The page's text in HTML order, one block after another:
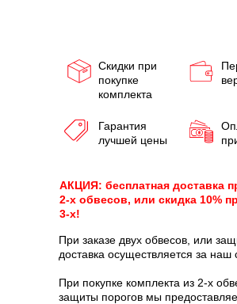
Скидки при
покупке
комплекта
Гарантия
лучшей цены
АКЦИЯ: бесплатная доставка
2-х обвесов, или скидка 10%
3-х!
При заказе двух обвесов, или
доставка осуществляется за наш
При покупке комплекта из 2-х
защиты порогов мы